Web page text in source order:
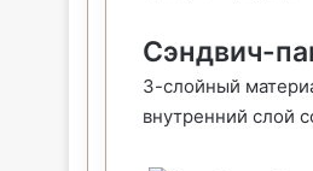
Сэндвич-
3-слойный
внутренний слой